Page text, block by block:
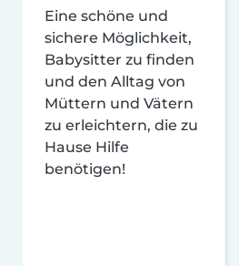
Eine schöne und
sichere Möglichkeit,
Babysitter zu finden
und den Alltag von
Müttern und Vätern
zu erleichtern, die zu
Hause Hilfe
benötigen!